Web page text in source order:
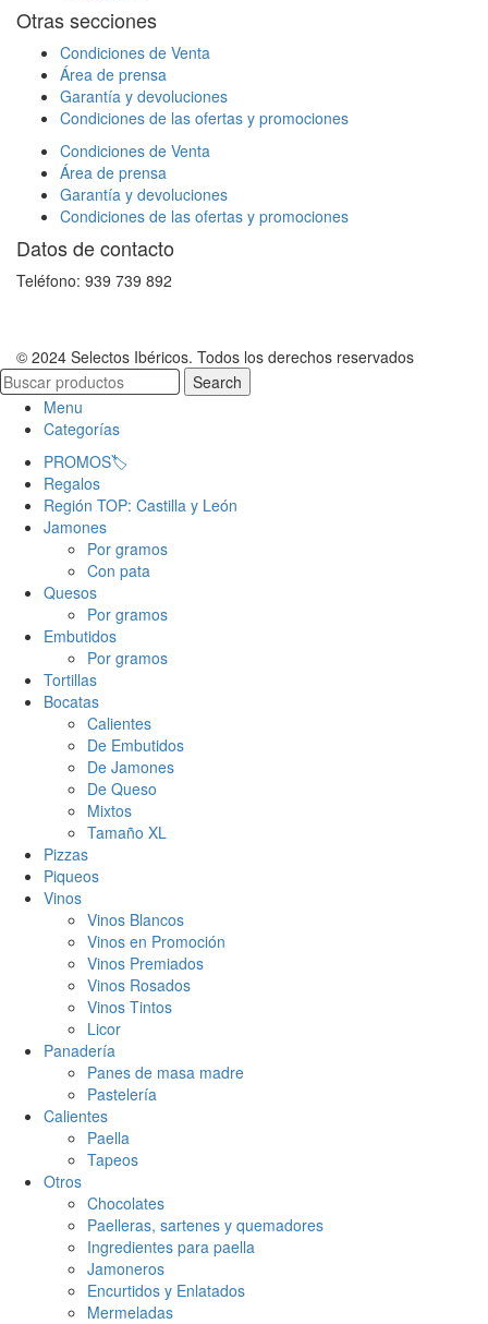
Otras secciones
Condiciones de Venta
Área de prensa
Garantía y devoluciones
Condiciones de las ofertas y promociones
Condiciones de Venta
Área de prensa
Garantía y devoluciones
Condiciones de las ofertas y promociones
Datos de contacto
Teléfono: 939 739 892
© 2024 Selectos Ibéricos. Todos los derechos reservados
Search
Menu
Categorías
PROMOS🏷️
Regalos
Región TOP: Castilla y León
Jamones
Por gramos
Con pata
Quesos
Por gramos
Embutidos
Por gramos
Tortillas
Bocatas
Calientes
De Embutidos
De Jamones
De Queso
Mixtos
Tamaño XL
Pizzas
Piqueos
Vinos
Vinos Blancos
Vinos en Promoción
Vinos Premiados
Vinos Rosados
Vinos Tintos
Licor
Panadería
Panes de masa madre
Pastelería
Calientes
Paella
Tapeos
Otros
Chocolates
Paelleras, sartenes y quemadores
Ingredientes para paella
Jamoneros
Encurtidos y Enlatados
Mermeladas